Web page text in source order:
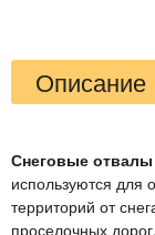
Описание
Снеговые отвалы
используются для
территорий от
проселочных